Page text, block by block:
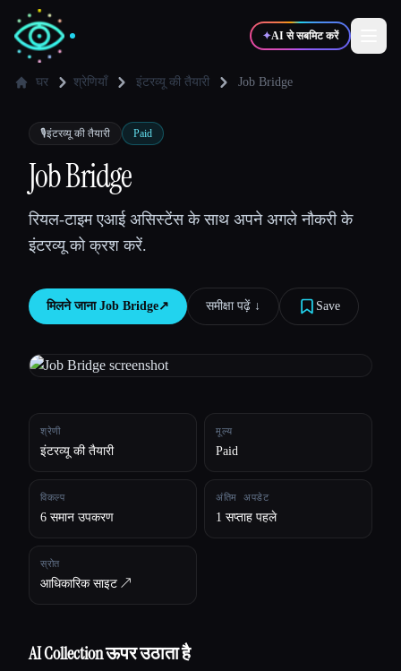
✦AI से सबमिट करें
✍️लेखक
💻
🎓 विद्यार्थी
सभी श्रेणियाँ
घर श्रेणियाँ इंटरव्यू की तैयारी Job Bridge
🎙️इंटरव्यू की तैयारी Paid
Job Bridge
रियल-टाइम एआई असिस्टेंस के साथ अपने अगले नौकरी के
इंटरव्यू को क्रश करें.
मिलने जाना Job Bridge↗︎ समीक्षा पढ़ें ↓︎ Save
श्रेणी
इंटरव्यू की तैयारी
मूल्य
Paid
विकल्प
6 समान उपकरण
अंतिम अपडेट
1 सप्ताह पहले
स्रोत
आधिकारिक साइट ↗︎
AI Collection ऊपर उठाता है